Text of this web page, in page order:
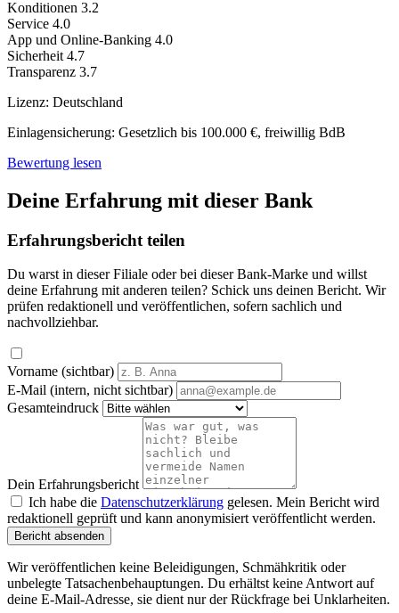
Konditionen 3.2
Service 4.0
App und Online-Banking 4.0
Sicherheit 4.7
Transparenz 3.7
Lizenz: Deutschland
Einlagensicherung: Gesetzlich bis 100.000 €, freiwillig BdB
Bewertung lesen
Deine Erfahrung mit dieser Bank
Erfahrungsbericht teilen
Du warst in dieser Filiale oder bei dieser Bank-Marke und willst
deine Erfahrung mit anderen teilen? Schick uns deinen Bericht. Wir
prüfen redaktionell und veröffentlichen, sofern sachlich und
nachvollziehbar.
Vorname (sichtbar)
E-Mail (intern, nicht sichtbar)
Gesamteindruck
Dein Erfahrungsbericht
Ich habe die Datenschutzerklärung gelesen. Mein Bericht wird
redaktionell geprüft und kann anonymisiert veröffentlicht werden.
Bericht absenden
Wir veröffentlichen keine Beleidigungen, Schmähkritik oder
unbelegte Tatsachenbehauptungen. Du erhältst keine Antwort auf
deine E-Mail-Adresse, sie dient nur der Rückfrage bei Unklarheiten.